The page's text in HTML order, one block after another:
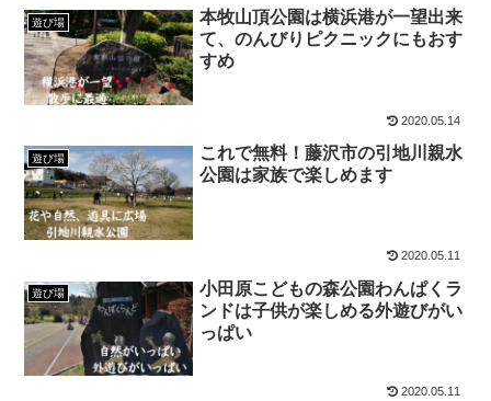
遊び場
本牧山頂公園は横浜港が一望出来
て、のんびりピクニックにもおす
すめ
2020.05.14
遊び場
これで無料！藤沢市の引地川親水
公園は家族で楽しめます
2020.05.11
遊び場
小田原こどもの森公園わんぱくラ
ンドは子供が楽しめる外遊びがい
っぱい
2020.05.11